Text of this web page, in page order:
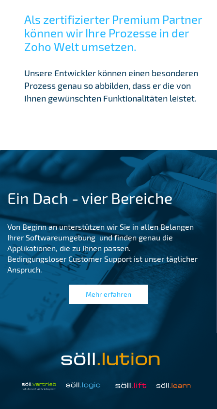
Als zertifizierter Premium Partner
können wir Ihre Prozesse in der
Zoho Welt umsetzen.
Unsere Entwickler können einen besonderen
Prozess genau so abbilden, dass er die von
Ihnen gewünschten Funktionalitäten leistet.
Ein Dach - vier Bereiche
Von Beginn an unterstützen wir Sie in allen Belangen
Ihrer Softwareumgebung und finden genau die
Applikationen, die zu Ihnen passen.
Bedingungsloser Customer Support ist unser täglicher
Anspruch.
Mehr erfahren